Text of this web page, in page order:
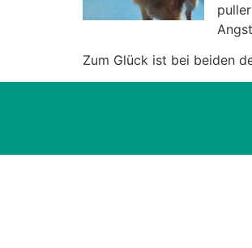
Zum Glück ist bei beiden